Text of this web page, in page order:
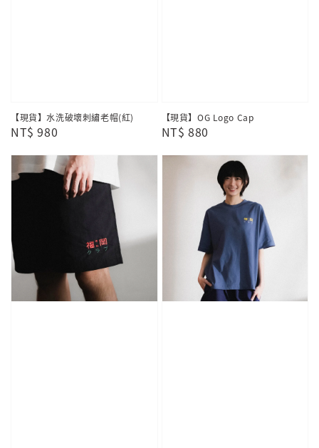
【現貨】水洗破壞刺繡老帽(紅)
Regular
NT$ 980
【現貨】OG Logo Cap
Regular
NT$ 880